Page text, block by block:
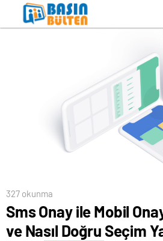
327 okunma
Sms Onay ile Mobil
ve Nasıl Doğru Seçim